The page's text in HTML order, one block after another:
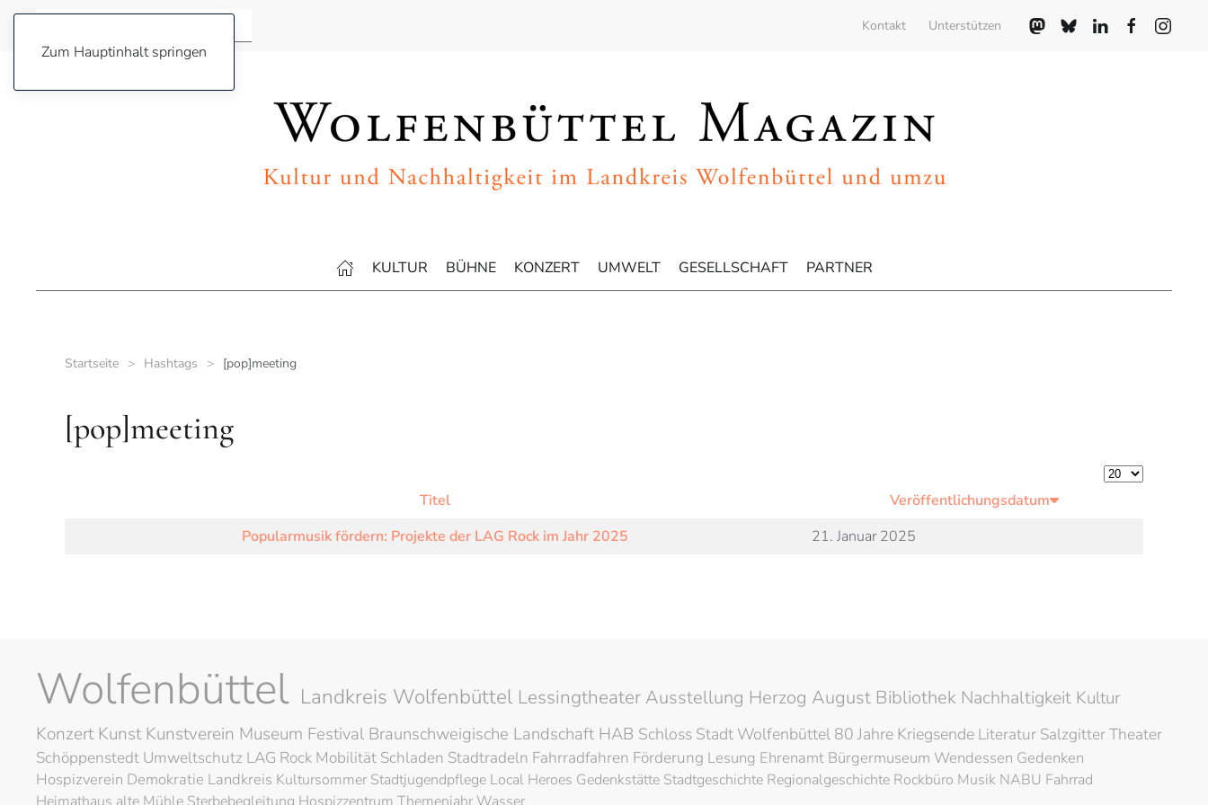
Zum Hauptinhalt springen
Kontakt Unterstützen
KULTUR BÜHNE KONZERT UMWELT GESELLSCHAFT PARTNER
Startseite Hashtags [pop]meeting
[pop]meeting
Anzeige #
Titel
Veröffentlichungsdatum
Popularmusik fördern: Projekte der LAG Rock im Jahr 2025
21. Januar 2025
Wolfenbüttel Landkreis Wolfenbüttel Lessingtheater Ausstellung Herzog August Bibliothek Nachhaltigkeit Kultur
KonzertKunstKunstverein Museum Festival Braunschweigische Landschaft HAB Schloss Stadt Wolfenbüttel 80 Jahre Kriegsende Literatur SalzgitterTheater
Schöppenstedt Umweltschutz LAG Rock Mobilität Schladen Stadtradeln Fahrradfahren Förderung Lesung Ehrenamt Bürgermuseum Wendessen Gedenken
Hospizverein Demokratie Landkreis KultursommerStadtjugendpflege Local Heroes Gedenkstätte Stadtgeschichte Regionalgeschichte Rockbüro Musik NABU Fahrrad